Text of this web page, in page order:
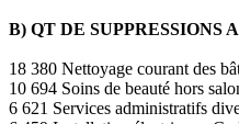
B) QT DE SUPPRESSIONS
18 380 Nettoyage courant des
10 694 Soins de beauté hors
6 621 Services administratifs